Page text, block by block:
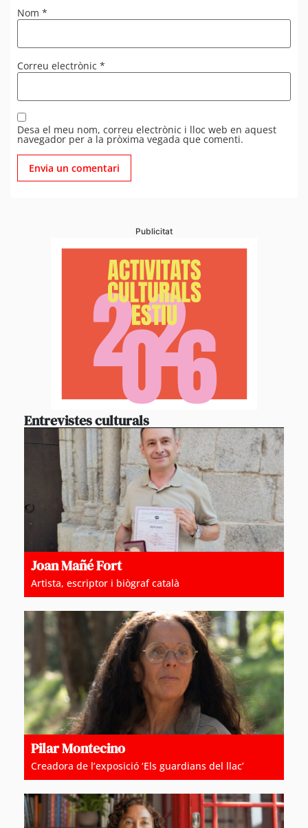
Nom *
Correu electrònic *
Desa el meu nom, correu electrònic i lloc web en aquest
navegador per a la pròxima vegada que comenti.
Publicitat
Entrevistes culturals
Joan Mañé Fort
Artista, escriptor i biògraf català
Pilar Montecino
Creadora de l’exposició ‘Els guardians del llac’